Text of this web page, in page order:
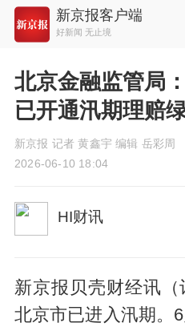
新京报客户端
好新闻 无止境
北京金融监管局
已开通汛期理赔
新京报 记者 黄鑫宇 编辑 岳彩周
2026-06-10 18:04
HI财讯
新京报贝壳财经讯（
北京市已进入汛期。